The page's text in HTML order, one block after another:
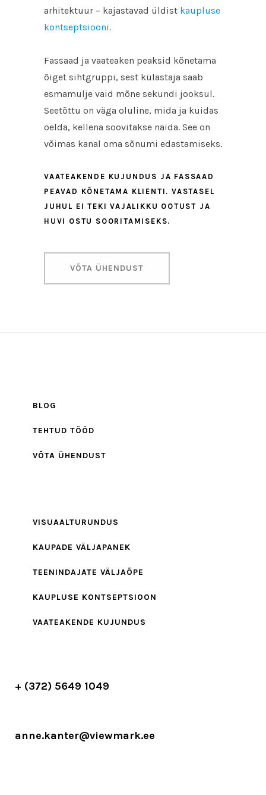
arhitektuur – kajastavad üldist kaupluse
kontseptsiooni.
Fassaad ja vaateaken peaksid kõnetama
õiget sihtgruppi, sest külastaja saab
esmamulje vaid mõne sekundi jooksul.
Seetõttu on väga oluline, mida ja kuidas
öelda, kellena soovitakse näida. See on
võimas kanal oma sõnumi edastamiseks.
VAATEAKENDE KUJUNDUS JA FASSAAD
PEAVAD KÕNETAMA KLIENTI. VASTASEL
JUHUL EI TEKI VAJALIKKU OOTUST JA
HUVI OSTU SOORITAMISEKS.
VÕTA ÜHENDUST
BLOG
TEHTUD TÖÖD
VÕTA ÜHENDUST
VISUAALTURUNDUS
KAUPADE VÄLJAPANEK
TEENINDAJATE VÄLJAÕPE
KAUPLUSE KONTSEPTSIOON
VAATEAKENDE KUJUNDUS
+ (372) 5649 1049
anne.kanter@viewmark.ee